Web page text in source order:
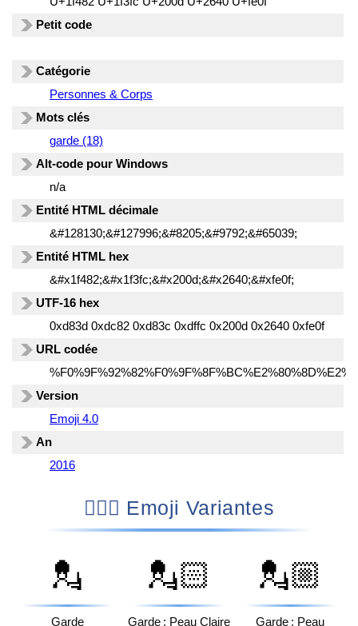
Petit code
Catégorie
Personnes & Corps
Mots clés
garde (18)
Alt-code pour Windows
n/a
Entité HTML décimale
&#128130;&#127996;&#8205;&#9792;&#65039;
Entité HTML hex
&#x1f482;&#x1f3fc;&#x200d;&#x2640;&#xfe0f;
UTF-16 hex
0xd83d 0xdc82 0xd83c 0xdffc 0x200d 0x2640 0xfe0f
URL codée
Version
Emoji 4.0
An
2016
💂🏼‍♀️ Emoji Variantes
💂
Garde
💂🏻
Garde : Peau Claire
💂🏼
Garde : Peau